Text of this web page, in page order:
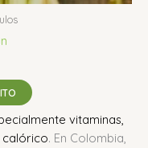
vitaminas,
. En Colombia,